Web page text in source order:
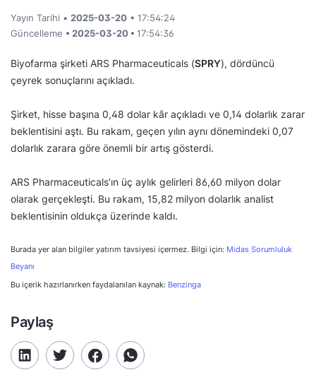
Yayın Tarihi • 2025-03-20 • 17:54:24
Güncelleme • 2025-03-20 • 17:54:36
Biyofarma şirketi ARS Pharmaceuticals (SPRY), dördüncü
çeyrek sonuçlarını açıkladı.
Şirket, hisse başına 0,48 dolar kâr açıkladı ve 0,14 dolarlık zarar
beklentisini aştı. Bu rakam, geçen yılın aynı dönemindeki 0,07
dolarlık zarara göre önemli bir artış gösterdi.
ARS Pharmaceuticals’ın üç aylık gelirleri 86,60 milyon dolar
olarak gerçekleşti. Bu rakam, 15,82 milyon dolarlık analist
beklentisinin oldukça üzerinde kaldı.
Burada yer alan bilgiler yatırım tavsiyesi içermez. Bilgi için: Midas Sorumluluk
Beyanı
Bu içerik hazırlanırken faydalanılan kaynak: Benzinga
Paylaş